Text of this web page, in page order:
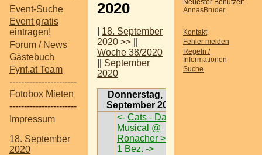
Event-Suche
Event gratis
eintragen!
Forum / News
Gästebuch
Fynf.at Team
-----------------------
Fotobox Mieten
-----------------------
Impressum
18. September
2020
Neuester Benutzer:
AnnasBruder
Kontakt
Fehler melden
Regeln /
Informationen
Suche
2020
18. September
2020 >>
Woche 38/2020
September
2020
Donnerstag, 17.
September 2020
<- Cats - Das
Musical @
Ronacher > W <
1 Bez. ->